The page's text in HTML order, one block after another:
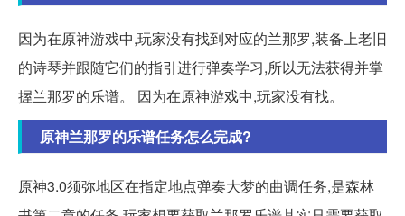
因为在原神游戏中,玩家没有找到对应的兰那罗,装备上老旧
的诗琴并跟随它们的指引进行弹奏学习,所以无法获得并掌
握兰那罗的乐谱。 因为在原神游戏中,玩家没有找。
原神兰那罗的乐谱任务怎么完成?
原神3.0须弥地区在指定地点弹奏大梦的曲调任务,是森林